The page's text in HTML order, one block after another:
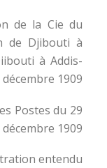
de la Cie du
de Djibouti à
à Addis-
1909 :
Postes du 29
décembre 1909 :
entendu,